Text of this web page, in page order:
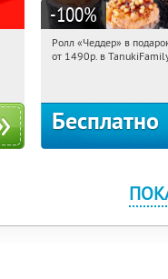
-100%
16:51:03
Ролл «Чеддер» в
от 1490р. в
Бесплатно